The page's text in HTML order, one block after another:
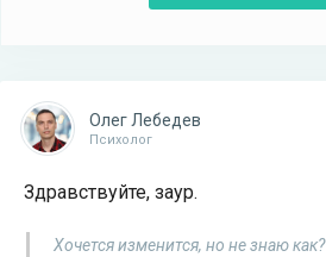
Олег Лебедев
Психолог
Здравствуйте, заур.
Хочется изменится, но не знаю как?